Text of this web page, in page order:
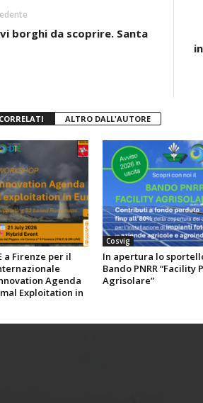
p
di
borghi da scoprire. Santa
ALTRO DALL'AUTORE
a Firenze per il
Agenda
Exploitation in
Cosvig
In apertura lo
Bando PNRR “Facility
Agrisolare”